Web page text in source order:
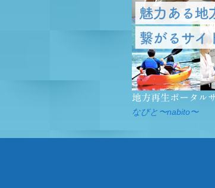
地方再生ポータル
なびと〜nabito〜